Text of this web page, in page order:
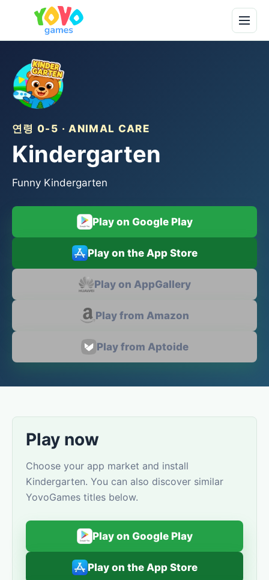
연령 0-5 · ANIMAL CARE
Kindergarten
Funny Kindergarten
Play on Google Play
Play on the App Store
Play on AppGallery
Play from Amazon
Play from Aptoide
Play now
Choose your app market and install
Kindergarten. You can also discover similar
YovoGames titles below.
Play on Google Play
Play on the App Store